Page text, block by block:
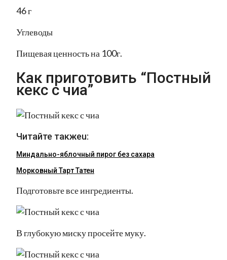
46 г
Углеводы
Пищевая ценность на 100г.
Как приготовить “Постный
кекс с чиа”
Читайте такжеu:
Миндально-яблочный пирог без сахара
Морковный Тарт Татен
Подготовьте все ингредиенты.
В глубокую миску просейте муку.